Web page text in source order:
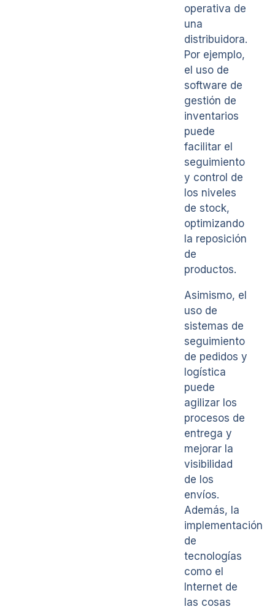
operativa de
una
distribuidora.
Por ejemplo,
el uso de
software de
gestión de
inventarios
puede
facilitar el
seguimiento
y control de
los niveles
de stock,
optimizando
la reposición
de
productos.
Asimismo, el
uso de
sistemas de
seguimiento
de pedidos y
logística
puede
agilizar los
procesos de
entrega y
mejorar la
visibilidad
de los
envíos.
Además, la
implementación
de
tecnologías
como el
Internet de
las cosas